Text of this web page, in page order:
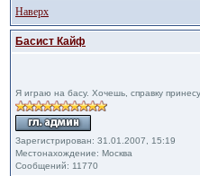
Наверх
Басист Кайф
Я играю на басу. Хочешь, справку
Зарегистрирован: 31.01.2007, 15:19
Местонахождение: Москва
Сообщений: 11770